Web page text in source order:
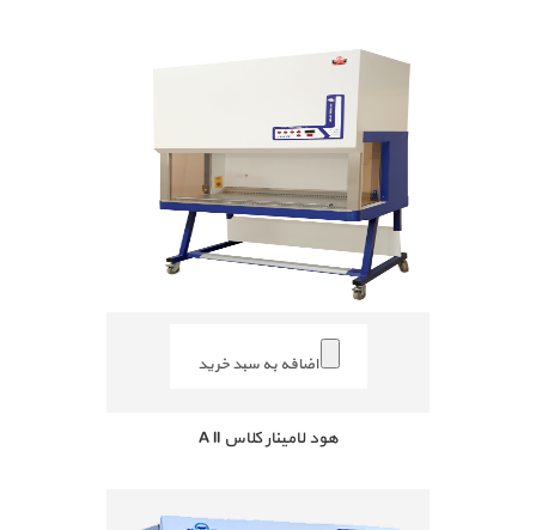
اضافه به سبد خرید
هود لامینار کلاس A ll